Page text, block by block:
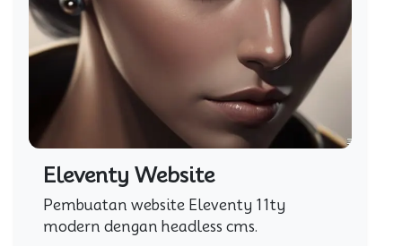
Eleventy Website
Pembuatan website Eleventy 11ty
modern dengan headless cms.